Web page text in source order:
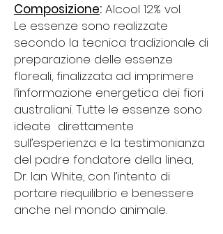
Composizione: Alcool 12% vol.
Le essenze sono realizzate
secondo la tecnica tradizionale di
preparazione delle essenze
floreali, finalizzata ad imprimere
l’informazione energetica dei fiori
australiani. Tutte le essenze sono
ideate direttamente
sull’esperienza e la testimonianza
del padre fondatore della linea,
Dr. Ian White, con l’intento di
portare riequilibrio e benessere
anche nel mondo animale.